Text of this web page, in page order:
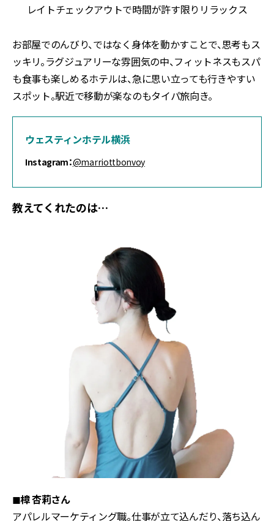
レイトチェックアウトで時間が許す限りリラックス
お部屋でのんびり、ではなく身体を動かすことで、思考もス
ッキリ。ラグジュアリーな雰囲気の中、フィットネスもスパ
も食事も楽しめるホテルは、急に思い立っても行きやすい
スポット。駅近で移動が楽なのもタイパ旅向き。
ウェスティンホテル横浜
Instagram：@marriottbonvoy
教えてくれたのは…
◼︎樟 杏莉さん
アパレルマーケティング職。仕事が立て込んだり、落ち込ん